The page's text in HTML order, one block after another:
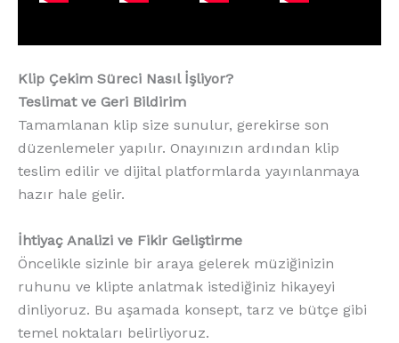
Klip Çekim Süreci Nasıl İşliyor?
Teslimat ve Geri Bildirim
Tamamlanan klip size sunulur, gerekirse son
düzenlemeler yapılır. Onayınızın ardından klip
teslim edilir ve dijital platformlarda yayınlanmaya
hazır hale gelir.
İhtiyaç Analizi ve Fikir Geliştirme
Öncelikle sizinle bir araya gelerek müziğinizin
ruhunu ve klipte anlatmak istediğiniz hikayeyi
dinliyoruz. Bu aşamada konsept, tarz ve bütçe gibi
temel noktaları belirliyoruz.